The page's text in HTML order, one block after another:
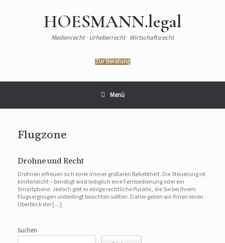
HOESMANN.legal
Medienrecht · Urheberrecht · Wirtschaftsrecht
Zur Beratung
Menü
Flugzone
Drohne und Recht
Drohnen erfreuen sich einer immer größeren Beliebtheit. Die Steuerung ist
kinderleicht – benötigt wird lediglich eine Fernbedienung oder ein
Smartphone. Jedoch gibt es einige rechtliche Punkte, die Sie bei Ihrem
Flugvergnügen unbedingt beachten sollten. Daher geben wir Ihnen einen
Überblick der […]
Suchen